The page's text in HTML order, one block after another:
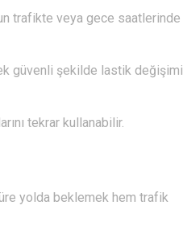
trafikte veya gece saatlerinde
güvenli şekilde lastik değişimi
tekrar kullanabilir.
yolda beklemek hem trafik